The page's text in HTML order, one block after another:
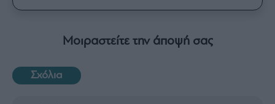
Μοιραστείτε την άποψή σας
Σχόλια